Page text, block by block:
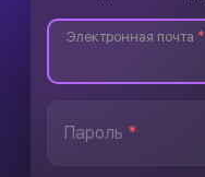
Электронная почта *
Пароль *